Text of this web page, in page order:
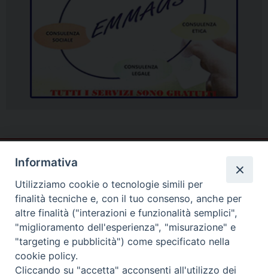
Informativa
Utilizziamo cookie o tecnologie simili per
finalità tecniche e, con il tuo consenso, anche per
altre finalità ("interazioni e funzionalità semplici",
"miglioramento dell'esperienza", "misurazione" e
"targeting e pubblicità") come specificato nella
cookie policy.
Cliccando su "accetta" acconsenti all'utilizzo dei